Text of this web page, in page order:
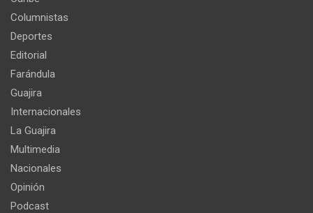
Columnistas
Deportes
Editorial
Farándula
Guajira
Internacionales
La Guajira
Multimedia
Nacionales
Opinión
Podcast